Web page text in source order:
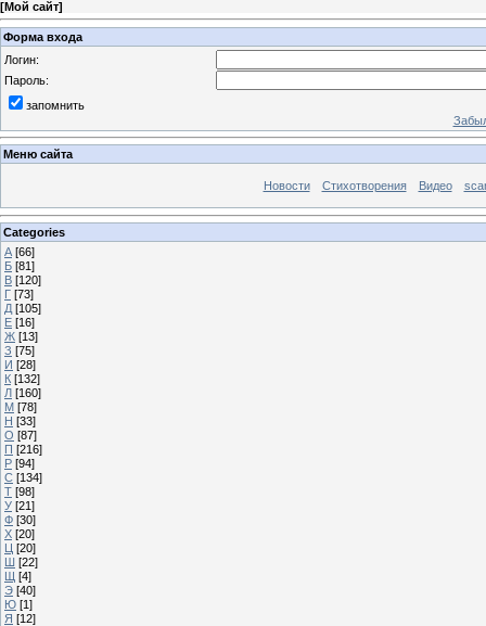
[Мой сайт]
Форма входа
Логин:
Пароль:
запомнить
Меню сайта
Новости Стихотворения Видео
Categories
А [66]
Б [81]
В [120]
Г [73]
Д [105]
Е [16]
Ж [13]
З [75]
И [28]
К [132]
Л [160]
М [78]
Н [33]
О [87]
П [216]
Р [94]
С [134]
Т [98]
У [21]
Ф [30]
Х [20]
Ц [20]
Ш [22]
Щ [4]
Э [40]
Ю [1]
Я [12]